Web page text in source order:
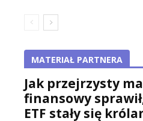
MATERIAŁ PARTNERA
Jak przejrzysty
finansowy
ETF stały się